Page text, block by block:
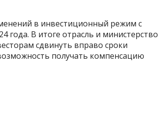
в инвестиционный режим с
года. В итоге отрасль и министерство
сдвинуть вправо сроки
получать компенсацию